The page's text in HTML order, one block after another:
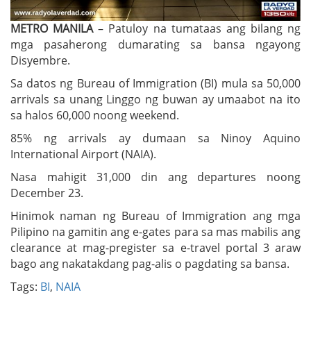
METRO MANILA– Patuloy na tumataas ang bilang ng
mga pasaherong dumarating sa bansa ngayong
Disyembre.
Sa datos ng Bureau of Immigration (BI) mula sa 50,000
arrivals sa unang Linggo ng buwan ay umaabot na ito
sa halos 60,000 noong weekend.
85% ng arrivals ay dumaan sa Ninoy Aquino
International Airport (NAIA).
Nasa mahigit 31,000 din ang departures noong
December 23.
Hinimok naman ng Bureau of Immigration ang mga
Pilipino na gamitin ang e-gates para sa mas mabilis ang
clearance at mag-pregister sa e-travel portal 3 araw
bago ang nakatakdang pag-alis o pagdating sa bansa.
Tags: BI, NAIA